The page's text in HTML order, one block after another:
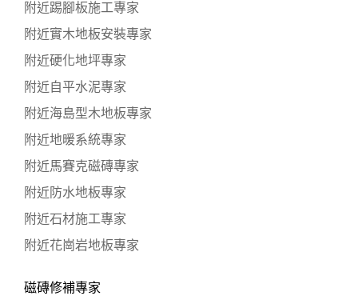
附近踢腳板施工專家
附近實木地板安裝專家
附近硬化地坪專家
附近自平水泥專家
附近海島型木地板專家
附近地暖系統專家
附近馬賽克磁磚專家
附近防水地板專家
附近石材施工專家
附近花崗岩地板專家
磁磚修補專家